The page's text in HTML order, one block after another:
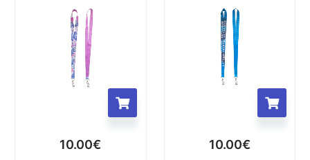
10.00€ 10.00€